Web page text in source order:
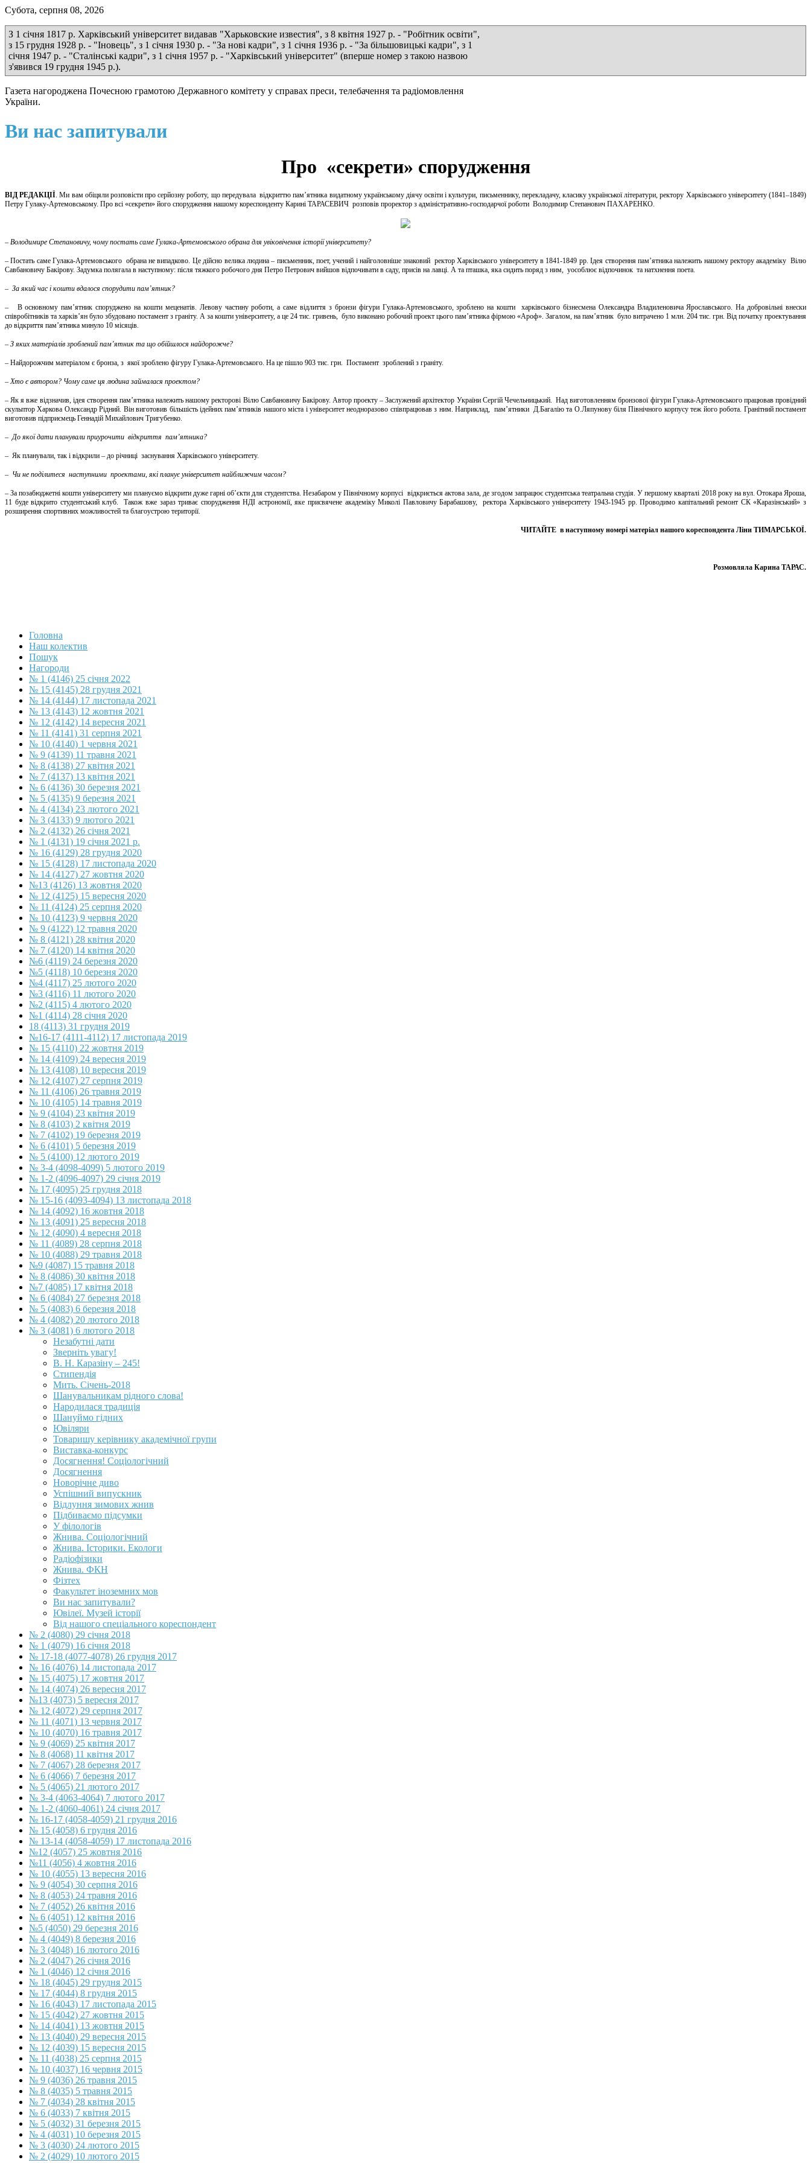
Субота, серпня 08, 2026
З 1 січня 1817 р. Харківський університет видавав "Харьковские известия", з 8 квітня 1927 р. - "Робітник освіти",
з 15 грудня 1928 р. - "Іновець", з 1 січня 1930 р. - "За нові кадри", з 1 січня 1936 р. - "За більшовицькі кадри", з 1
січня 1947 р. - "Сталінські кадри", з 1 січня 1957 р. - "Харківський університет" (вперше номер з такою назвою
з'явився 19 грудня 1945 р.).
Газета нагороджена Почесною грамотою Державного комітету у справах преси, телебачення та радіомовлення
України.
Ви нас запитували
Про «секрети» спорудження
ВІД РЕДАКЦІЇ. Ми вам обіцяли розповісти про серйозну роботу, що передувала відкриттю пам’ятника видатному українському діячу освіти і культури, письменнику, перекладачу, класику української літератури, ректору Харківського університету (1841–1849)
Петру Гулаку-Артемовському. Про всі «секрети» його спорудження нашому кореспонденту Карині ТАРАСЕВИЧ розповів проректор з адміністративно-господарчої роботи Володимир Степанович ПАХАРЕНКО.
– Володимире Степановичу, чому постать саме Гулака-Артемовського обрана для увіковічення історії університету?
– Постать саме Гулака-Артемовського обрана не випадково. Це дійсно велика людина – письменник, поет, учений і найголовніше знаковий ректор Харківського університету в 1841-1849 рр. Ідея створення пам’ятника належить нашому ректору академіку Вілю
Савбановичу Бакірову. Задумка полягала в наступному: після тяжкого робочого дня Петро Петрович вийшов відпочивати в саду, присів на лавці. А та пташка, яка сидить поряд з ним, уособлює відпочинок та натхнення поета.
– За який час і кошти вдалося спорудити пам’ятник?
– В основному пам’ятник споруджено на кошти меценатів. Левову частину роботи, а саме відлиття з бронзи фігури Гулака-Артемовського, зроблено на кошти харківського бізнесмена Олександра Владиленовича Ярославського. На добровільні внески
співробітників та харків’ян було збудовано постамент з граніту. А за кошти університету, а це 24 тис. гривень, було виконано робочий проект цього пам’ятника фірмою «Ароф». Загалом, на пам’ятник було витрачено 1 млн. 204 тис. грн. Від початку проектування
до відкриття пам’ятника минуло 10 місяців.
– З яких матеріалів зроблений пам’ятник та що обійшлося найдорожче?
– Найдорожчим матеріалом є бронза, з якої зроблено фігуру Гулака-Артемовського. На це пішло 903 тис. грн. Постамент зроблений з граніту.
– Хто є автором? Чому саме ця людина займалася проектом?
– Як я вже відзначив, ідея створення пам’ятника належить нашому ректорові Вілю Савбановичу Бакірову. Автор проекту – Заслужений архітектор України Сергій Чечельницький. Над виготовленням бронзової фігури Гулака-Артемовського працював провідний
скульптор Харкова Олександр Рідний. Він виготовив більшість ідейних пам’ятників нашого міста і університет неодноразово співпрацював з ним. Наприклад, пам’ятники Д.Багалію та О.Ляпунову біля Північного корпусу теж його робота. Гранітний постамент
виготовив підприємець Геннадій Михайлович Тригубенко.
– До якої дати планували приурочити відкриття пам’ятника?
– Як планували, так і відкрили – до річниці заснування Харківського університету.
– Чи не поділитеся наступними проектами, які планує університет найближчим часом?
– За позабюджетні кошти університету ми плануємо відкрити дуже гарні об’єкти для студентства. Незабаром у Північному корпусі відкриється актова зала, де згодом запрацює студентська театральна студія. У першому кварталі 2018 року на вул. Отокара Яроша,
11 буде відкрито студентський клуб. Також вже зараз триває спорудження НДІ астрономії, яке присвячене академіку Миколі Павловичу Барабашову, ректора Харківського університету 1943-1945 рр. Проводимо капітальний ремонт СК «Каразінський» з
розширення спортивних можливостей та благоустрою території.
ЧИТАЙТЕ в наступному номері матеріал нашого кореспондента Ліни ТИМАРСЬКОЇ.
Розмовляла Карина ТАРАС.
Головна
Наш колектив
Пошук
Нагороди
№ 1 (4146) 25 січня 2022
№ 15 (4145) 28 грудня 2021
№ 14 (4144) 17 листопада 2021
№ 13 (4143) 12 жовтня 2021
№ 12 (4142) 14 вересня 2021
№ 11 (4141) 31 серпня 2021
№ 10 (4140) 1 червня 2021
№ 9 (4139) 11 травня 2021
№ 8 (4138) 27 квітня 2021
№ 7 (4137) 13 квітня 2021
№ 6 (4136) 30 березня 2021
№ 5 (4135) 9 березня 2021
№ 4 (4134) 23 лютого 2021
№ 3 (4133) 9 лютого 2021
№ 2 (4132) 26 січня 2021
№ 1 (4131) 19 січня 2021 р.
№ 16 (4129) 28 грудня 2020
№ 15 (4128) 17 листопада 2020
№ 14 (4127) 27 жовтня 2020
№13 (4126) 13 жовтня 2020
№ 12 (4125) 15 вересня 2020
№ 11 (4124) 25 серпня 2020
№ 10 (4123) 9 червня 2020
№ 9 (4122) 12 травня 2020
№ 8 (4121) 28 квітня 2020
№ 7 (4120) 14 квітня 2020
№6 (4119) 24 березня 2020
№5 (4118) 10 березня 2020
№4 (4117) 25 лютого 2020
№3 (4116) 11 лютого 2020
№2 (4115) 4 лютого 2020
№1 (4114) 28 січня 2020
18 (4113) 31 грудня 2019
№16-17 (4111-4112) 17 листопада 2019
№ 15 (4110) 22 жовтня 2019
№ 14 (4109) 24 вересня 2019
№ 13 (4108) 10 вересня 2019
№ 12 (4107) 27 серпня 2019
№ 11 (4106) 26 травня 2019
№ 10 (4105) 14 травня 2019
№ 9 (4104) 23 квітня 2019
№ 8 (4103) 2 квітня 2019
№ 7 (4102) 19 березня 2019
№ 6 (4101) 5 березня 2019
№ 5 (4100) 12 лютого 2019
№ 3-4 (4098-4099) 5 лютого 2019
№ 1-2 (4096-4097) 29 січня 2019
№ 17 (4095) 25 грудня 2018
№ 15-16 (4093-4094) 13 листопада 2018
№ 14 (4092) 16 жовтня 2018
№ 13 (4091) 25 вересня 2018
№ 12 (4090) 4 вересня 2018
№ 11 (4089) 28 серпня 2018
№ 10 (4088) 29 травня 2018
№9 (4087) 15 травня 2018
№ 8 (4086) 30 квітня 2018
№7 (4085) 17 квітня 2018
№ 6 (4084) 27 березня 2018
№ 5 (4083) 6 березня 2018
№ 4 (4082) 20 лютого 2018
№ 3 (4081) 6 лютого 2018
Незабутні дати
Зверніть увагу!
В. Н. Каразіну – 245!
Стипендія
Мить. Січень-2018
Шанувальникам рідного слова!
Народилася традиція
Шануймо гідних
Ювіляри
Товаришу керівнику академічної групи
Виставка-конкурс
Досягнення! Соціологічний
Досягнення
Новорічне диво
Успішний випускник
Відлуння зимових жнив
Підбиваємо підсумки
У філологів
Жнива. Соціологічний
Жнива. Історики. Екологи
Радіофізики
Жнива. ФКН
Фізтех
Факультет іноземних мов
Ви нас запитували?
Ювілеї. Музей історії
Від нашого спеціального кореспондент
№ 2 (4080) 29 січня 2018
№ 1 (4079) 16 січня 2018
№ 17-18 (4077-4078) 26 грудня 2017
№ 16 (4076) 14 листопада 2017
№ 15 (4075) 17 жовтня 2017
№ 14 (4074) 26 вересня 2017
№13 (4073) 5 вересня 2017
№ 12 (4072) 29 серпня 2017
№ 11 (4071) 13 червня 2017
№ 10 (4070) 16 травня 2017
№ 9 (4069) 25 квітня 2017
№ 8 (4068) 11 квітня 2017
№ 7 (4067) 28 березня 2017
№ 6 (4066) 7 березня 2017
№ 5 (4065) 21 лютого 2017
№ 3-4 (4063-4064) 7 лютого 2017
№ 1-2 (4060-4061) 24 січня 2017
№ 16-17 (4058-4059) 21 грудня 2016
№ 15 (4058) 6 грудня 2016
№ 13-14 (4058-4059) 17 листопада 2016
№12 (4057) 25 жовтня 2016
№11 (4056) 4 жовтня 2016
№ 10 (4055) 13 вересня 2016
№ 9 (4054) 30 серпня 2016
№ 8 (4053) 24 травня 2016
№ 7 (4052) 26 квітня 2016
№ 6 (4051) 12 квітня 2016
№5 (4050) 29 березня 2016
№ 4 (4049) 8 березня 2016
№ 3 (4048) 16 лютого 2016
№ 2 (4047) 26 січня 2016
№ 1 (4046) 12 січня 2016
№ 18 (4045) 29 грудня 2015
№ 17 (4044) 8 грудня 2015
№ 16 (4043) 17 листопада 2015
№ 15 (4042) 27 жовтня 2015
№ 14 (4041) 13 жовтня 2015
№ 13 (4040) 29 вересня 2015
№ 12 (4039) 15 вересня 2015
№ 11 (4038) 25 серпня 2015
№ 10 (4037) 16 червня 2015
№ 9 (4036) 26 травня 2015
№ 8 (4035) 5 травня 2015
№ 7 (4034) 28 квітня 2015
№ 6 (4033) 7 квітня 2015
№ 5 (4032) 31 березня 2015
№ 4 (4031) 10 березня 2015
№ 3 (4030) 24 лютого 2015
№ 2 (4029) 10 лютого 2015